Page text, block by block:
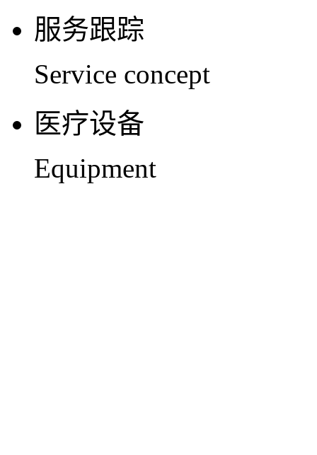
服务跟踪
Service concept
医疗设备
Equipment